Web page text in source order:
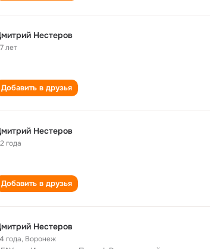
Нестеров
лет
Добавить в друзья
Нестеров
года
Добавить в друзья
Нестеров
года, Воронеж